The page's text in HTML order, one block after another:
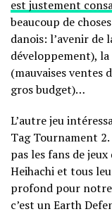
est justement
beaucoup de
danois: l’avenir de
développement),
(mauvaises ventes
gros budget)…
L’autre jeu
Tag Tournament 2.
pas les fans de
Heihachi et tous
profond pour
c’est un Earth